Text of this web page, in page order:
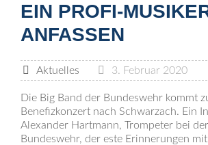
EIN PROFI-
ANFASSEN
Aktuelles 3. Februar 2020
Die Big Band der Bundeswehr kommt
Benefizkonzert nach Schwarzach. Ein
Alexander Hartmann, Trompeter bei
Bundeswehr, der este Erinnerungen